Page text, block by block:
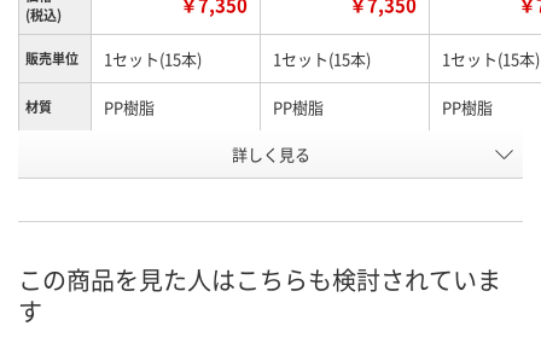
(税込)
販売単位 1セット(15本) 1セット(15本) 1セット(15本)
材質 PP樹脂 PP樹脂 PP樹脂
15mm
ラー
号
U596126 U602820 U602817
在庫
詳しく見る
この商品を見た人はこちらも検討されていま
す